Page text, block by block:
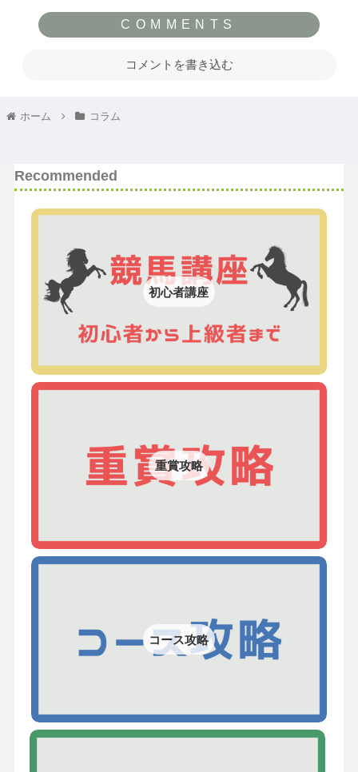
コメントを書き込む
ホーム コラム
Recommended
初心者講座
重賞攻略
コース攻略